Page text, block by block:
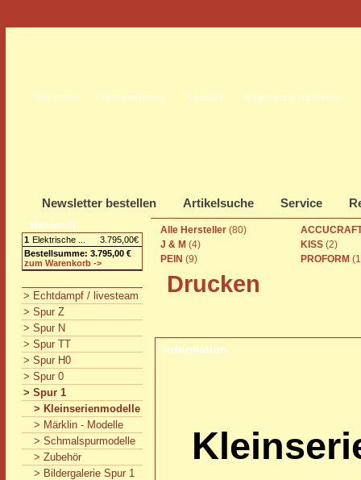
Startseite Unternehmen Kontakt Allgemeine Hinweise
Newsletter bestellen Artikelsuche Service
Warenkorb
1 Elektrische ...
3.795,00€
Bestellsumme: 3.795,00 €
zum Warenkorb ->
> Echtdampf / livesteam
> Spur Z
> Spur N
> Spur TT
> Spur H0
> Spur 0
> Spur 1
> Kleinserienmodelle
> Märklin - Modelle
> Schmalspurmodelle
> Zubehör
> Bildergalerie Spur 1
Alle Hersteller (80)
J & M (4) KISS (2)
PEIN (9) PROFORM
Drucken
Information